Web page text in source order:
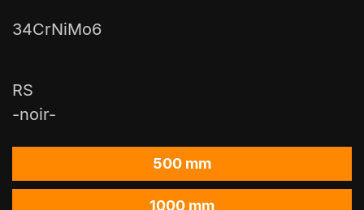
34CrNiMo6
RS
-noir-
500 mm
1000 mm